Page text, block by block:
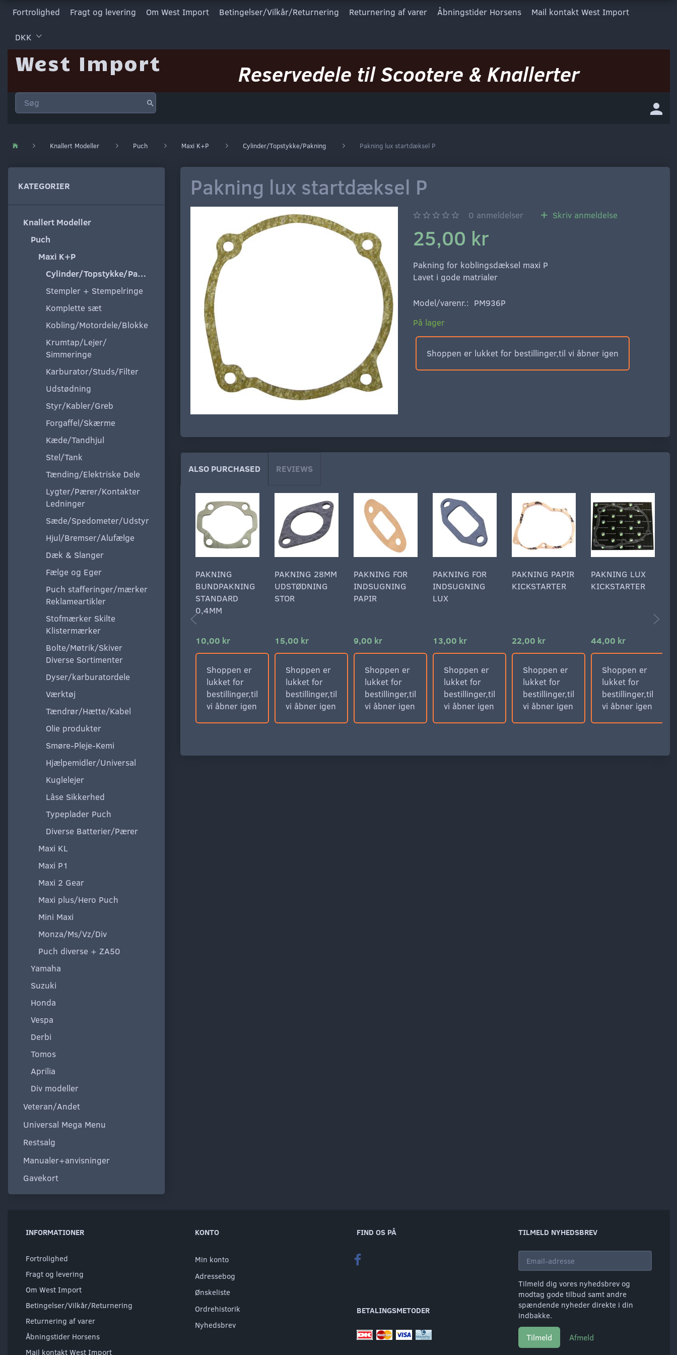
Fortrolighed Fragt og levering Om West Import Betingelser/Vilkår/Returnering Returnering af varer Åbningstider Horsens Mail kontakt West Import
DKK
West Import Reservedele til Scootere & Knallerter
Knallert Modeller Puch Maxi K+P Cylinder/Topstykke/Pakning Pakning lux startdæksel P
KATEGORIER
Knallert Modeller
Puch
Maxi K+P
Cylinder/Topstykke/Pakning
Stempler + Stempelringe
Komplette sæt
Kobling/Motordele/Blokke
Krumtap/Lejer/
Simmeringe
Karburator/Studs/Filter
Udstødning
Styr/Kabler/Greb
Forgaffel/Skærme
Kæde/Tandhjul
Stel/Tank
Tænding/Elektriske Dele
Lygter/Pærer/Kontakter
Ledninger
Sæde/Spedometer/Udstyr
Hjul/Bremser/Alufælge
Dæk & Slanger
Fælge og Eger
Puch stafferinger/mærker
Reklameartikler
Stofmærker Skilte
Klistermærker
Bolte/Møtrik/Skiver
Diverse Sortimenter
Dyser/karburatordele
Værktøj
Tændrør/Hætte/Kabel
Olie produkter
Smøre-Pleje-Kemi
Hjælpemidler/Universal
Kuglelejer
Låse Sikkerhed
Typeplader Puch
Diverse Batterier/Pærer
Maxi KL
Maxi P1
Maxi 2 Gear
Maxi plus/Hero Puch
Mini Maxi
Monza/Ms/Vz/Div
Puch diverse + ZA50
Yamaha
Suzuki
Honda
Vespa
Derbi
Tomos
Aprilia
Div modeller
Veteran/Andet
Universal Mega Menu
Restsalg
Manualer+anvisninger
Gavekort
Pakning lux startdæksel P
0 anmeldelser Skriv anmeldelse
25,00 kr
Pakning for koblingsdæksel maxi P
Lavet i gode matrialer
Model/varenr.: PM936P
På lager
Shoppen er lukket for bestillinger,til vi åbner igen
ALSO PURCHASED REVIEWS
PAKNING
BUNDPAKNING
STANDARD
0,4MM
10,00 kr
Shoppen er
lukket for
bestillinger,til
vi åbner igen
PAKNING 28MM
UDSTØDNING
STOR
15,00 kr
Shoppen er
lukket for
bestillinger,til
vi åbner igen
PAKNING FOR
INDSUGNING
PAPIR
9,00 kr
Shoppen er
lukket for
bestillinger,til
vi åbner igen
PAKNING FOR
INDSUGNING
LUX
13,00 kr
Shoppen er
lukket for
bestillinger,til
vi åbner igen
PAKNING PAPIR
KICKSTARTER
22,00 kr
Shoppen er
lukket for
bestillinger,til
vi åbner igen
PAKNING LUX
KICKSTARTER
44,00 kr
Shoppen er
lukket for
bestillinger,til
vi åbner igen
INFORMATIONER
Fortrolighed
Fragt og levering
Om West Import
Betingelser/Vilkår/Returnering
Returnering af varer
Åbningstider Horsens
Mail kontakt West Import
KONTO
Min konto
Adressebog
Ønskeliste
Ordrehistorik
Nyhedsbrev
FIND OS PÅ
BETALINGSMETODER
TILMELD NYHEDSBREV
adresse
Tilmeld dig vores nyhedsbrev og
modtag gode tilbud samt andre
spændende nyheder direkte i din
indbakke.
Tilmeld Afmeld